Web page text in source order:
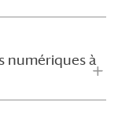
numériques à